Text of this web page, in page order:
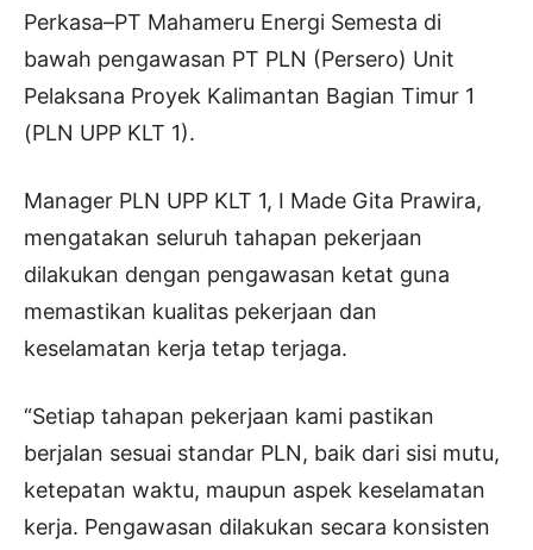
Perkasa–PT Mahameru Energi Semesta di
bawah pengawasan PT PLN (Persero) Unit
Pelaksana Proyek Kalimantan Bagian Timur 1
(PLN UPP KLT 1).
Manager PLN UPP KLT 1, I Made Gita Prawira,
mengatakan seluruh tahapan pekerjaan
dilakukan dengan pengawasan ketat guna
memastikan kualitas pekerjaan dan
keselamatan kerja tetap terjaga.
“Setiap tahapan pekerjaan kami pastikan
berjalan sesuai standar PLN, baik dari sisi mutu,
ketepatan waktu, maupun aspek keselamatan
kerja. Pengawasan dilakukan secara konsisten